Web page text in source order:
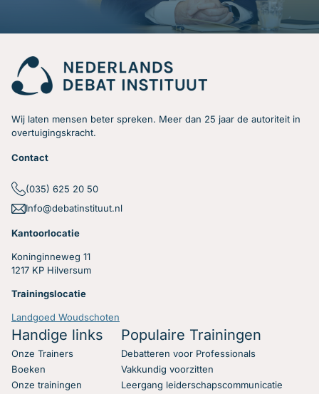
Wij laten mensen beter spreken. Meer dan 25 jaar de autoriteit in
overtuigingskracht.
Contact
(035) 625 20 50
Info@debatinstituut.nl
Kantoorlocatie
Koninginneweg 11
1217 KP Hilversum
Trainingslocatie
Landgoed Woudschoten
Handige links
Onze Trainers
Boeken
Onze trainingen
Populaire Trainingen
Debatteren voor Professionals
Vakkundig voorzitten
Leergang leiderschapscommunicatie